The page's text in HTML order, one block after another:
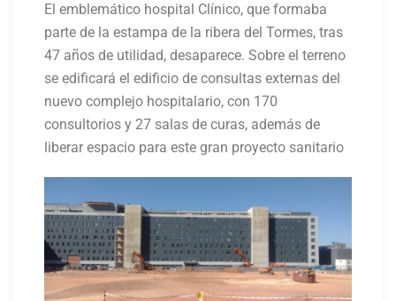
El emblemático hospital Clínico, que formaba
parte de la estampa de la ribera del Tormes, tras
47 años de utilidad, desaparece. Sobre el terreno
se edificará el edificio de consultas externas del
nuevo complejo hospitalario, con 170
consultorios y 27 salas de curas, además de
liberar espacio para este gran proyecto sanitario